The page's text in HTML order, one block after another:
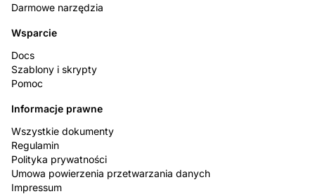
Darmowe narzędzia
Wsparcie
Docs
Szablony i skrypty
Pomoc
Informacje prawne
Wszystkie dokumenty
Regulamin
Polityka prywatności
Umowa powierzenia przetwarzania danych
Impressum